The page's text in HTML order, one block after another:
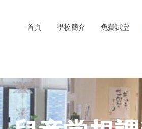
首頁 學校簡介 免費試堂